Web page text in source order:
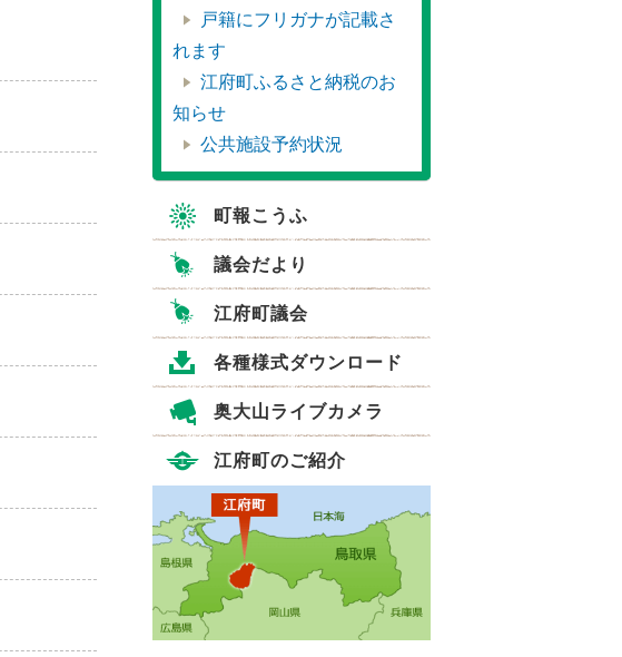
戸籍にフリガナが記載さ
れます
江府町ふるさと納税のお
知らせ
公共施設予約状況
町報こうふ
議会だより
江府町議会
各種様式ダウンロード
奥大山ライブカメラ
江府町のご紹介